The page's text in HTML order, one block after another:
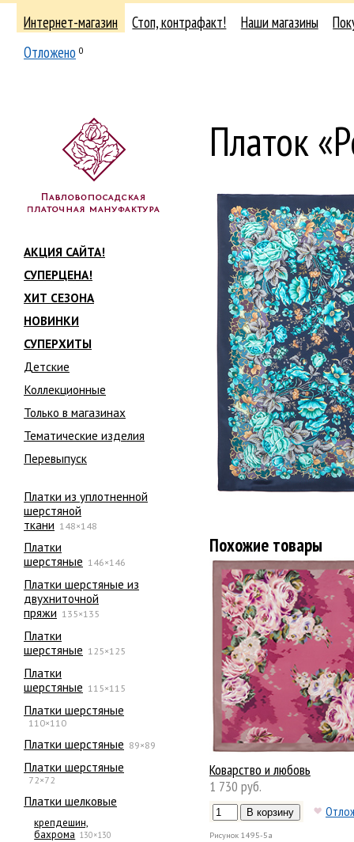
Интернет-магазин Стоп, контрафакт! Наши магазины
Отложено 0
АКЦИЯ САЙТА!
СУПЕРЦЕНА!
ХИТ СЕЗОНА
НОВИНКИ
СУПЕРХИТЫ
Детские
Коллекционные
Только в магазинах
Тематические изделия
Перевыпуск
Платки из уплотненной
шерстяной
ткани 148×148
Платки
шерстяные 146×146
Платки шерстяные из
двухниточной
пряжи 135×135
Платки
шерстяные 125×125
Платки
шерстяные 115×115
Платки шерстяные
110×110
Платки шерстяные 89×89
Платки шерстяные
72×72
Платки шелковые
крепдешин,
бахрома 130×130
Платок
Похожие товары
Коварство и любовь
1 730 руб.
Рисунок 1495-5а